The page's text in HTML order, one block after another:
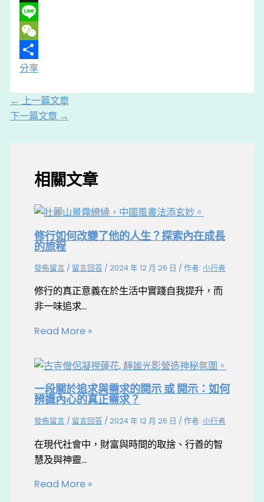
Threads
Line
WeChat
分享
← 上一篇文章
下一篇文章 →
相關文章
修行如何改變了他的人生？探索內在成長
的旅程
發佈留言 / 留言回答 / 2024 年 12 月 26 日 / 作者: 小行者
修行的真正意義在於生活中實踐自我提升，而
非一味追求...
Read More »
一段關於追求與需求的開示 或 開示：如何
辨識內心的真正需求？
發佈留言 / 留言回答 / 2024 年 12 月 26 日 / 作者: 小行者
在現代社會中，財富與時間的取捨、行善的智
慧及與神靈...
Read More »